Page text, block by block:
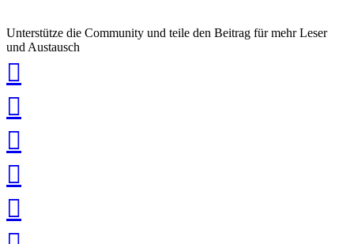
Unterstütze die Community und teile den Beitrag für mehr Leser
und Austausch
teilen
teilen
teilen
teilen